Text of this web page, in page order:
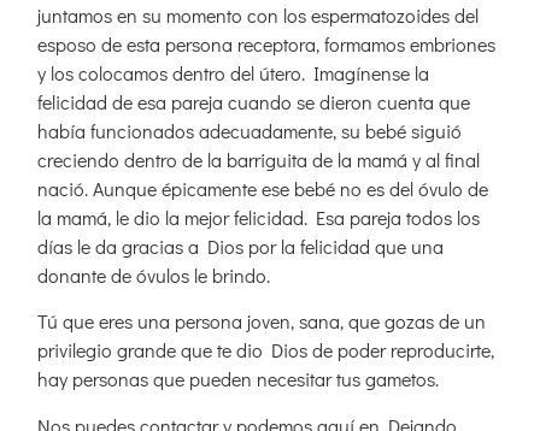
juntamos en su momento con los espermatozoides del
esposo de esta persona receptora, formamos embriones
y los colocamos dentro del útero. Imagínense la
felicidad de esa pareja cuando se dieron cuenta que
había funcionados adecuadamente, su bebé siguió
creciendo dentro de la barriguita de la mamá y al final
nació. Aunque épicamente ese bebé no es del óvulo de
la mamá, le dio la mejor felicidad. Esa pareja todos los
días le da gracias a Dios por la felicidad que una
donante de óvulos le brindo.
Tú que eres una persona joven, sana, que gozas de un
privilegio grande que te dio Dios de poder reproducirte,
hay personas que pueden necesitar tus gametos.
Nos puedes contactar y podemos aquí en Dejando